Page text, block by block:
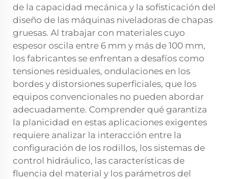
de la capacidad mecánica y la sofisticación del
diseño de las máquinas niveladoras de chapas
gruesas. Al trabajar con materiales cuyo
espesor oscila entre 6 mm y más de 100 mm,
los fabricantes se enfrentan a desafíos como
tensiones residuales, ondulaciones en los
bordes y distorsiones superficiales, que los
equipos convencionales no pueden abordar
adecuadamente. Comprender qué garantiza
la planicidad en estas aplicaciones exigentes
requiere analizar la interacción entre la
configuración de los rodillos, los sistemas de
control hidráulico, las características de
fluencia del material y los parámetros del